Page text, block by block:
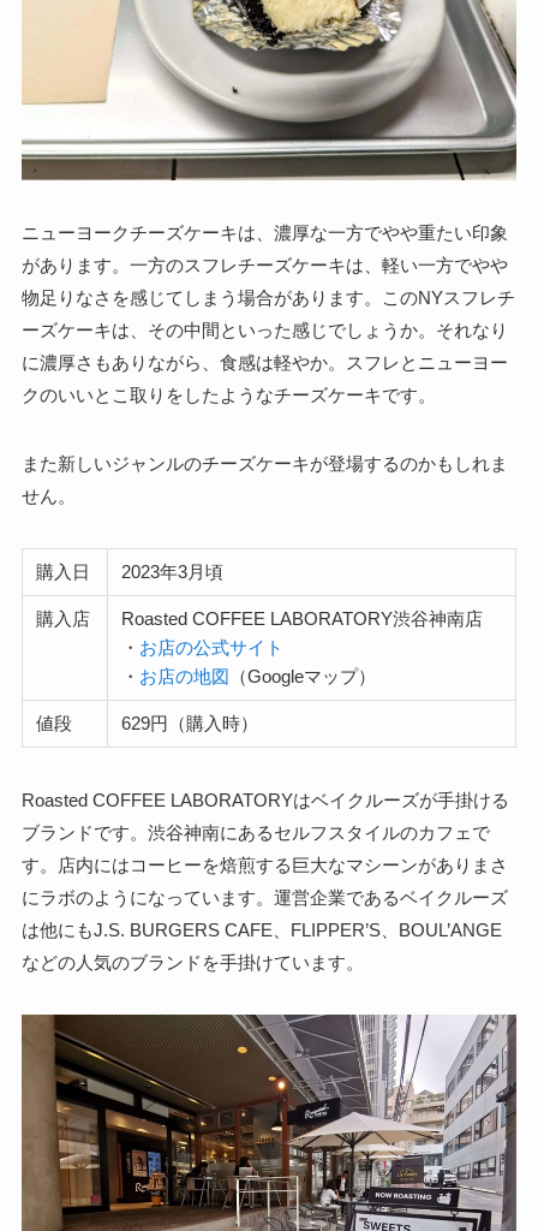
ニューヨークチーズケーキは、濃厚な一方でやや重たい印象
があります。一方のスフレチーズケーキは、軽い一方でやや
物足りなさを感じてしまう場合があります。このNYスフレチ
ーズケーキは、その中間といった感じでしょうか。それなり
に濃厚さもありながら、食感は軽やか。スフレとニューヨー
クのいいとこ取りをしたようなチーズケーキです。
また新しいジャンルのチーズケーキが登場するのかもしれま
せん。
購入日 2023年3月頃
購入店
Roasted COFFEE LABORATORY渋谷神南店
・ お店の公式サイト
・ お店の地図 （Googleマップ）
値段 629円（購入時）
Roasted COFFEE LABORATORYはベイクルーズが手掛ける
ブランドです。渋谷神南にあるセルフスタイルのカフェで
す。店内にはコーヒーを焙煎する巨大なマシーンがありまさ
にラボのようになっています。運営企業であるベイクルーズ
は他にもJ.S. BURGERS CAFE、FLIPPER’S、BOUL’ANGE
などの人気のブランドを手掛けています。